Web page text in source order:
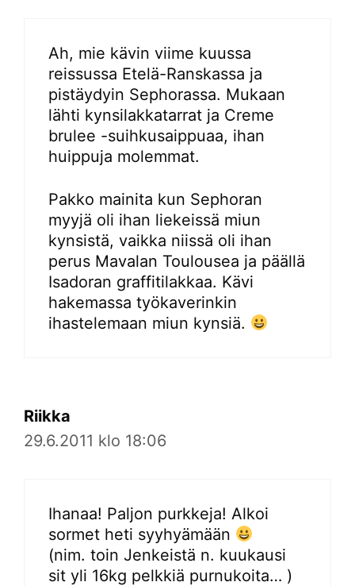
Ah, mie kävin viime kuussa
reissussa Etelä-Ranskassa ja
pistäydyin Sephorassa. Mukaan
lähti kynsilakkatarrat ja Creme
brulee -suihkusaippuaa, ihan
huippuja molemmat.
Pakko mainita kun Sephoran
myyjä oli ihan liekeissä miun
kynsistä, vaikka niissä oli ihan
perus Mavalan Toulousea ja päällä
Isadoran graffitilakkaa. Kävi
hakemassa työkaverinkin
ihastelemaan miun kynsiä.
Riikka
29.6.2011 klo 18:06
Ihanaa! Paljon purkkeja! Alkoi
sormet heti syyhyämään
(nim. toin Jenkeistä n. kuukausi
sit yli 16kg pelkkiä purnukoita… )